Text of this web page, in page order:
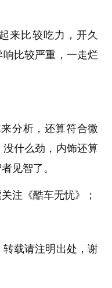
来比较吃力，开久
比较严重，一走烂
分析，还算符合微
什么劲，内饰还算
见智了。
注《酷车无忧》；
载请注明出处，谢